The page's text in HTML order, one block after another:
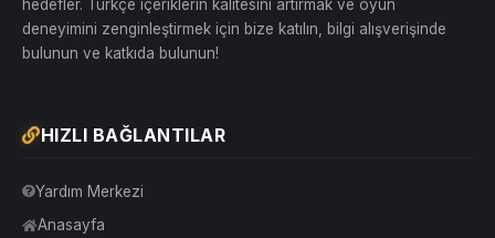
hedefler. Türkçe içeriklerin kalitesini artırmak ve oyun
deneyimini zenginleştirmek için bize katılın, bilgi alışverişinde
bulunun ve katkıda bulunun!
HIZLI BAĞLANTILAR
Yardım Merkezi
Anasayfa